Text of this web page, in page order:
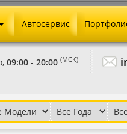
09:00 - 20:00 (МСК)
Автосервис